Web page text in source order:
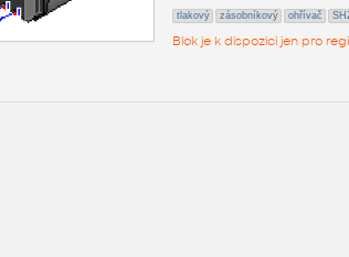
tlakový zásobníkový ohřívač
Blok je k dispozici jen pro